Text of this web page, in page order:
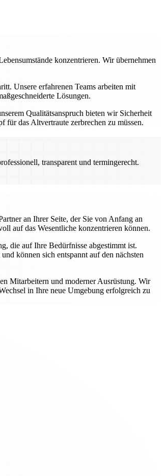
konzentrieren. Wir übernehmen
Unsere erfahrenen Teams arbeiten mit
Lösungen.
Qualitätsanspruch bieten wir Sicherheit
für das Altvertraute zerbrechen zu müssen.
transparent und termingerecht.
an Ihrer Seite, der Sie von Anfang an
auf das Wesentliche konzentrieren können.
die auf Ihre Bedürfnisse abgestimmt ist.
können sich entspannt auf den nächsten
Mitarbeitern und moderner Ausrüstung. Wir
in Ihre neue Umgebung erfolgreich zu